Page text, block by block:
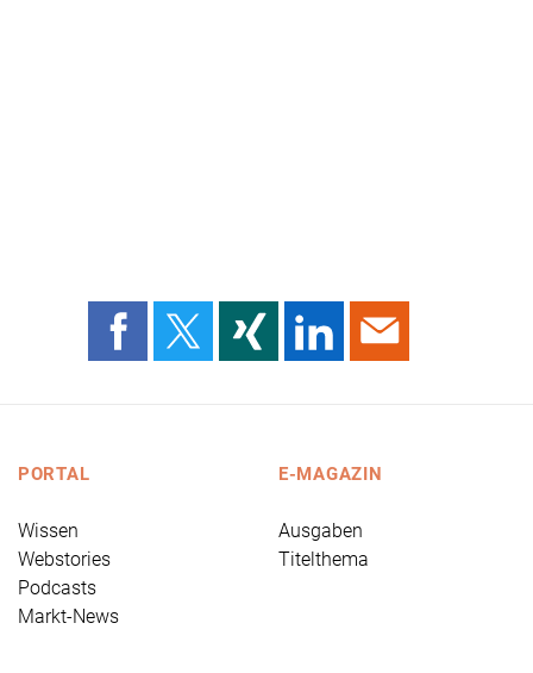
PORTAL
Wissen
Webstories
Podcasts
Markt-News
E-MAGAZIN
Ausgaben
Titelthema